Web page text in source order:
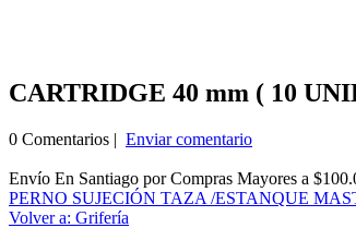
CARTRIDGE 40 mm ( 10
0 Comentarios | Enviar comentario
Envío En Santiago por Compras Mayores a
PERNO SUJECIÓN TAZA /ESTANQUE
Volver a: Grifería